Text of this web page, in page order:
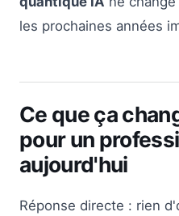
les prochaines années
Ce que ça
pour un
aujourd'hui
Réponse directe : rien